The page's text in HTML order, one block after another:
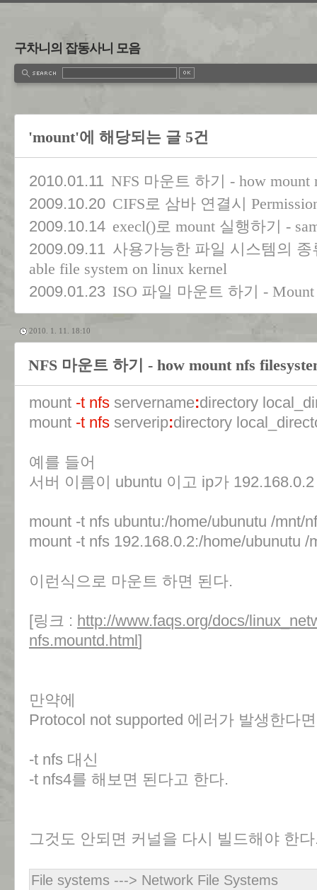
구차니의 잡동사니 모음
'mount'에 해당되는 글 5건
2010.01.11 NFS 마운트 하기 - how mount
2009.10.20 CIFS로 삼바 연결시
2009.10.14 execl()로 mount 실행하기 -
2009.09.11 사용가능한 파일 시스템의 종
able file system on linux kernel
2009.01.23 ISO 파일 마운트 하기 -
2010. 1. 11. 18:10
NFS 마운트 하기 - how mount nfs
mount -t nfs servername:directory
mount -t nfs serverip:directory
예를 들어
서버 이름이 ubuntu 이고 ip가
mount -t nfs ubuntu:/home/ubunutu /mnt/
mount -t nfs 192.168.0.2:/home/ubunutu /
이런식으로 마운트 하면 된다.
[링크 : http://www.faqs.org/docs/
nfs.mountd.html]
만약에
Protocol not supported 에러가 발생한다면
-t nfs 대신
-t nfs4를 해보면 된다고 한다.
그것도 안되면 커널을 다시 빌드해야 한
File systems ---> Network File Systems